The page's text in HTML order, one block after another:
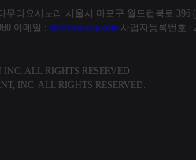
무라요시노리 서울시 마포구 월드컵북로 396
이메일 : biz@neocyon.com 사업자등록번호 :
ALL RIGHTS RESERVED.
INC. ALL RIGHTS RESERVED.